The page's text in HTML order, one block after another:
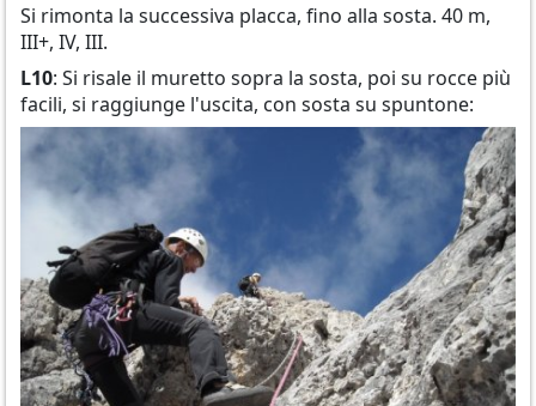
Si rimonta la successiva placca, fino alla sosta. 40 m,
III+, IV, III.
L10: Si risale il muretto sopra la sosta, poi su rocce più
facili, si raggiunge l'uscita, con sosta su spuntone: